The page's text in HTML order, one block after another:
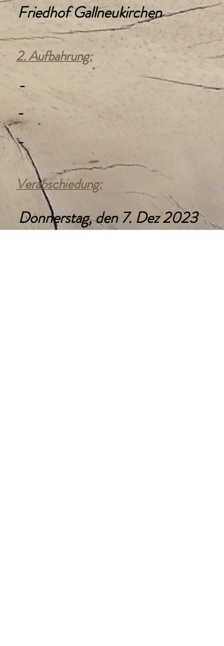
Friedhof Gallneukirchen
2. Aufbahrung:
-
-
-
Verabschiedung:
Donnerstag, den 7. Dez 2023